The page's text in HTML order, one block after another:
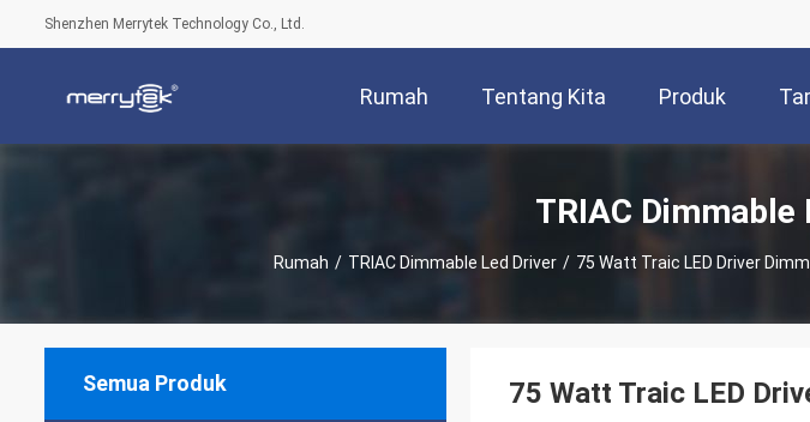
Shenzhen Merrytek Technology Co., Ltd.
Rumah Tentang Kita Produk
TRIAC
Rumah / TRIAC Dimmable Led Driver / 75 Watt Traic LED Driver
Semua Produk
75 Watt Traic LED